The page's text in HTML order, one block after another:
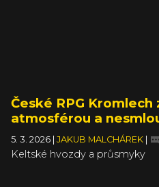
České RPG
atmosférou a
5. 3. 2026 JAKUB MALCHÁREK
Keltské hvozdy a průsmyky